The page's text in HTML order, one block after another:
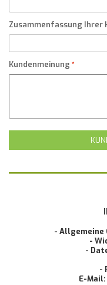
Zusammenfassung Ihrer
Kundenmeinung
- Allgemeine
-
-
-
E-